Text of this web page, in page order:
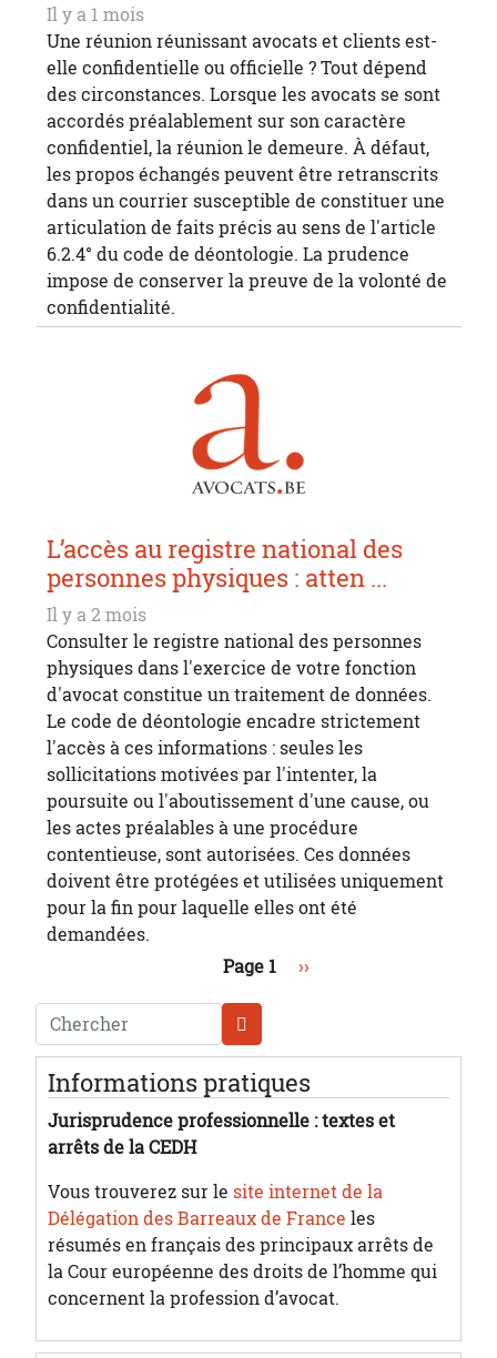
Il y a 1 mois
Une réunion réunissant avocats et clients est-
elle confidentielle ou officielle ? Tout dépend
des circonstances. Lorsque les avocats se sont
accordés préalablement sur son caractère
confidentiel, la réunion le demeure. À défaut,
les propos échangés peuvent être retranscrits
dans un courrier susceptible de constituer une
articulation de faits précis au sens de l'article
6.2.4° du code de déontologie. La prudence
impose de conserver la preuve de la volonté de
confidentialité.
L’accès au registre national des
personnes physiques : atten ...
Il y a 2 mois
Consulter le registre national des personnes
physiques dans l'exercice de votre fonction
d'avocat constitue un traitement de données.
Le code de déontologie encadre strictement
l'accès à ces informations : seules les
sollicitations motivées par l'intenter, la
poursuite ou l'aboutissement d'une cause, ou
les actes préalables à une procédure
contentieuse, sont autorisées. Ces données
doivent être protégées et utilisées uniquement
pour la fin pour laquelle elles ont été
demandées.
Page 1 Page suivante
››
Chercher
Informations pratiques
Jurisprudence professionnelle : textes et
arrêts de la CEDH
Vous trouverez sur le site internet de la
Délégation des Barreaux de France les
résumés en français des principaux arrêts de
la Cour européenne des droits de l’homme qui
concernent la profession d’avocat.